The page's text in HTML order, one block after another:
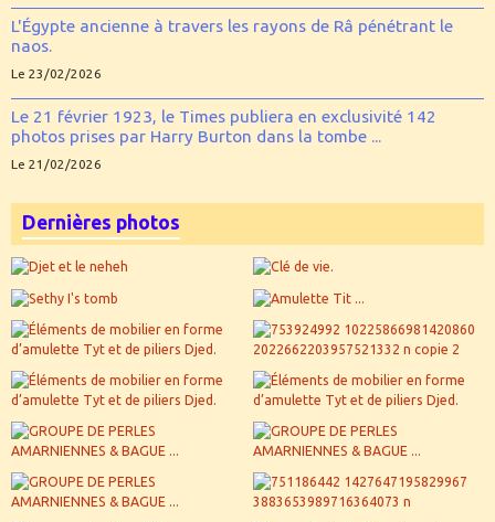
L'Égypte ancienne à travers les rayons de Râ pénétrant le
naos.
Le 23/02/2026
Le 21 février 1923, le Times publiera en exclusivité 142
photos prises par Harry Burton dans la tombe ...
Le 21/02/2026
Dernières photos